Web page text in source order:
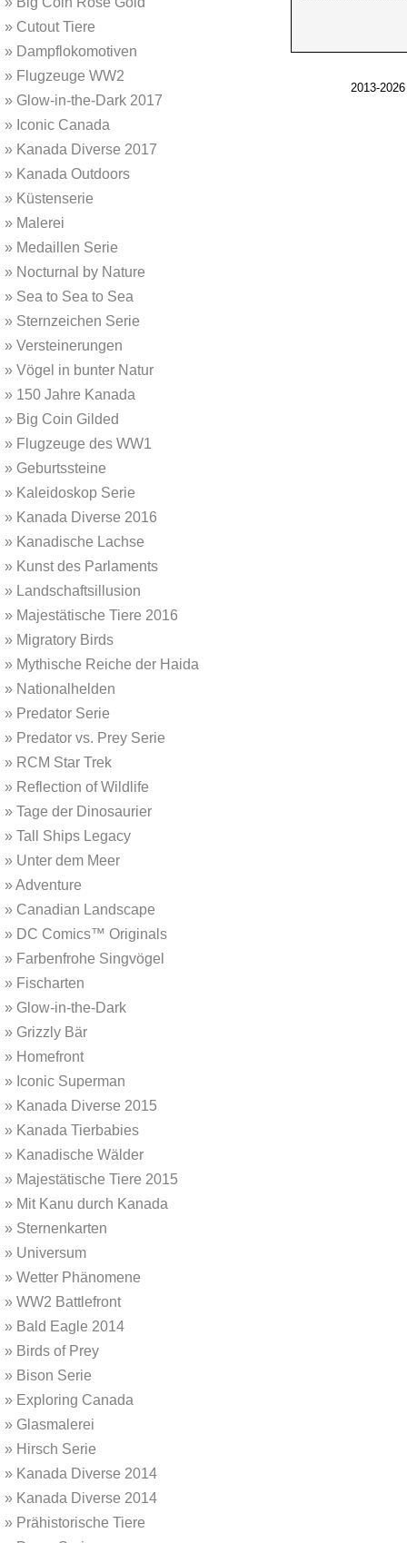
» Cutout Tiere
» Dampflokomotiven
» Flugzeuge WW2
» Glow-in-the-Dark 2017
» Iconic Canada
» Kanada Diverse 2017
» Kanada Outdoors
» Küstenserie
» Malerei
» Medaillen Serie
» Nocturnal by Nature
» Sea to Sea to Sea
» Sternzeichen Serie
» Versteinerungen
» Vögel in bunter Natur
» 150 Jahre Kanada
» Big Coin Gilded
» Flugzeuge des WW1
» Geburtssteine
» Kaleidoskop Serie
» Kanada Diverse 2016
» Kanadische Lachse
» Kunst des Parlaments
» Landschaftsillusion
» Majestätische Tiere 2016
» Migratory Birds
» Mythische Reiche der Haida
» Nationalhelden
» Predator Serie
» Predator vs. Prey Serie
» RCM Star Trek
» Reflection of Wildlife
» Tage der Dinosaurier
» Tall Ships Legacy
» Unter dem Meer
»Adventure
» Canadian Landscape
» DC Comics™ Originals
» Farbenfrohe Singvögel
» Fischarten
» Glow-in-the-Dark
» Grizzly Bär
» Homefront
» Iconic Superman
» Kanada Diverse 2015
» Kanada Tierbabies
» Kanadische Wälder
» Majestätische Tiere 2015
» Mit Kanu durch Kanada
» Sternenkarten
» Universum
» Wetter Phänomene
» WW2 Battlefront
» Bald Eagle 2014
» Birds of Prey
» Bison Serie
» Exploring Canada
» Glasmalerei
» Hirsch Serie
» Kanada Diverse 2014
» Kanada Diverse 2014
» Prähistorische Tiere
2013-